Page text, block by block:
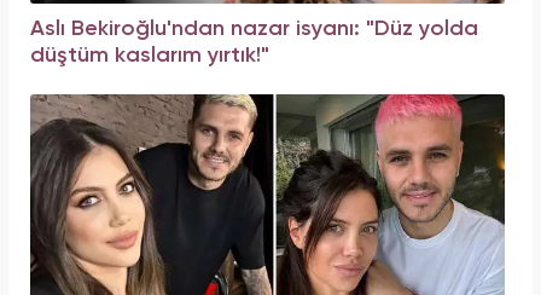
Aslı Bekiroğlu'ndan nazar isyanı: "Düz yolda
düştüm kaslarım yırtık!"